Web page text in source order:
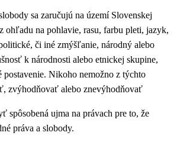
sa zaručujú na území Slovenskej
ohľadu na pohlavie, rasu, farbu pleti, jazyk,
či iné zmýšľanie, národný alebo
k národnosti alebo etnickej skupine,
postavenie. Nikoho nemožno z týchto
zvýhodňovať alebo znevýhodňovať
spôsobená ujma na právach pre to, že
práva a slobody.